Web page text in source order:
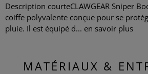
Description courteCLAWGEAR Sniper
coiffe polyvalente conçue pour se
pluie. Il est équipé d... en savoir plus
MATÉRIAUX &